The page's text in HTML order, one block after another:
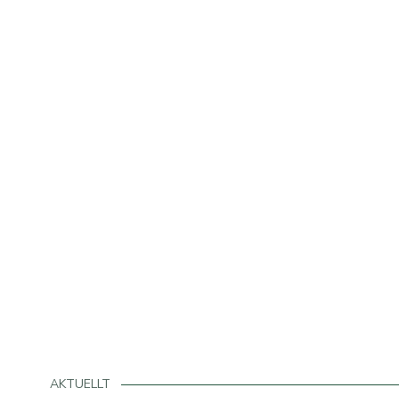
AKTUELLT